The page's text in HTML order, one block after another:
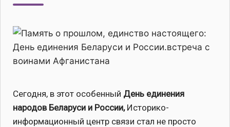
Изображение
Сегодня, в этот особенный День единения
народов Беларуси и России, Историко-
информационный центр связи стал не просто